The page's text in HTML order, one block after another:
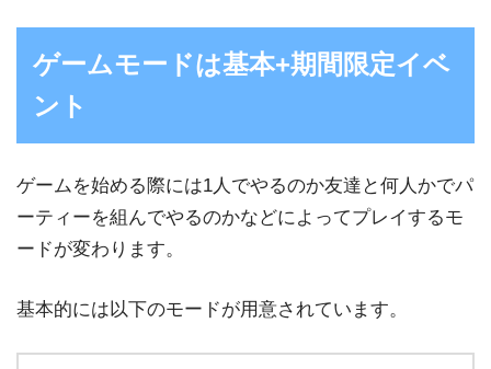
ゲームモードは基本+期間限定イベ
ント
ゲームを始める際には1人でやるのか友達と何人かでパ
ーティーを組んでやるのかなどによってプレイするモ
ードが変わります。
基本的には以下のモードが用意されています。